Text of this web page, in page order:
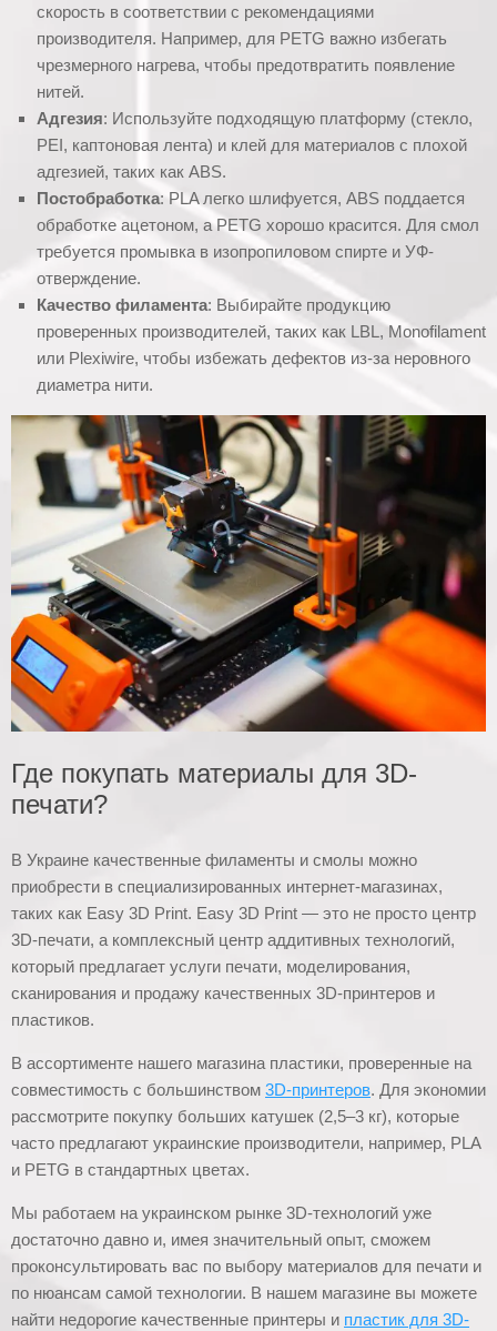
скорость в соответствии с рекомендациями
производителя. Например, для PETG важно избегать
чрезмерного нагрева, чтобы предотвратить появление
нитей.
Адгезия: Используйте подходящую платформу (стекло,
PEI, каптоновая лента) и клей для материалов с плохой
адгезией, таких как ABS.
Постобработка: PLA легко шлифуется, ABS поддается
обработке ацетоном, а PETG хорошо красится. Для смол
требуется промывка в изопропиловом спирте и УФ-
отверждение.
Качество филамента: Выбирайте продукцию
проверенных производителей, таких как LBL, Monofilament
или Plexiwire, чтобы избежать дефектов из-за неровного
диаметра нити.
Где покупать материалы для 3D-
печати?
В Украине качественные филаменты и смолы можно
приобрести в специализированных интернет-магазинах,
таких как Easy 3D Print. Easy 3D Print — это не просто центр
3D-печати, а комплексный центр аддитивных технологий,
который предлагает услуги печати, моделирования,
сканирования и продажу качественных 3D-принтеров и
пластиков.
В ассортименте нашего магазина пластики, проверенные на
совместимость с большинством 3D-принтеров. Для экономии
рассмотрите покупку больших катушек (2,5–3 кг), которые
часто предлагают украинские производители, например, PLA
и PETG в стандартных цветах.
Мы работаем на украинском рынке 3D-технологий уже
достаточно давно и, имея значительный опыт, сможем
проконсультировать вас по выбору материалов для печати и
по нюансам самой технологии. В нашем магазине вы можете
найти недорогие качественные принтеры и пластик для 3D-